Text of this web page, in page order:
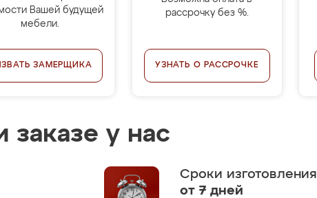
Вашей будущей
мебели.
ЗАМЕРЩИКА
рассрочку без %.
УЗНАТЬ О РАССРОЧКЕ
заказе у нас
Сроки изготовления
от 7 дней